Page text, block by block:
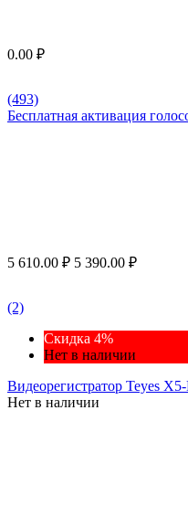
0.00 ₽
(493)
Бесплатная активация
5 610.00 ₽ 5 390.00 ₽
(2)
Скидка 4%
Нет в наличии
Видеорегистратор Teyes
Нет в наличии